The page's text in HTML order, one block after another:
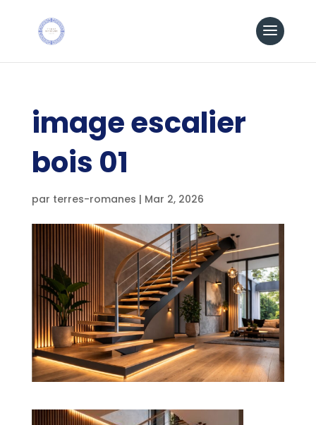
image escalier
bois 01
par terres-romanes | Mar 2, 2026